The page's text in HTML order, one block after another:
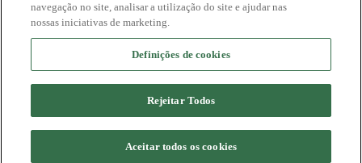
navegação no site, analisar a utilização do site e ajudar nas
nossas iniciativas de marketing.
Definições de cookies
Rejeitar Todos
Aceitar todos os cookies